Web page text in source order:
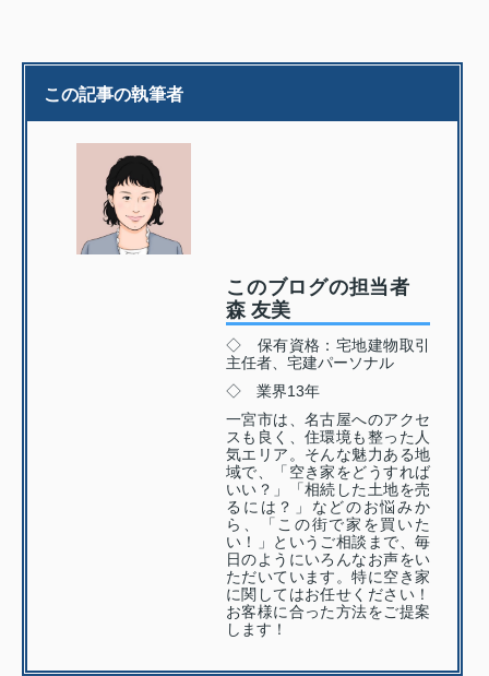
この記事の執筆者
このブログの担当者
森 友美
◇ 保有資格：宅地建物取引
主任者、宅建パーソナル
◇ 業界13年
一宮市は、名古屋へのアクセ
スも良く、住環境も整った人
気エリア。そんな魅力ある地
域で、「空き家をどうすれば
いい？」「相続した土地を売
るには？」などのお悩みか
ら、「この街で家を買いた
い！」というご相談まで、毎
日のようにいろんなお声をい
ただいています。特に空き家
に関してはお任せください！
お客様に合った方法をご提案
します！